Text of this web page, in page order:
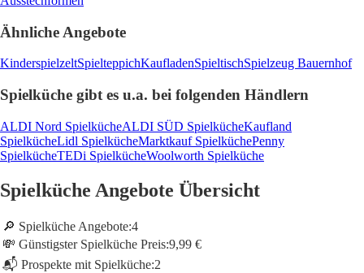
Ähnliche Angebote
KinderspielzeltSpielteppichKaufladenSpieltischSpielzeug Bauernhof
Spielküche gibt es u.a. bei folgenden Händlern
ALDI Nord SpielkücheALDI SÜD SpielkücheKaufland
SpielkücheLidl SpielkücheMarktkauf SpielküchePenny
SpielkücheTEDi SpielkücheWoolworth Spielküche
Spielküche Angebote Übersicht
🔎 Spielküche Angebote:4
💸 Günstigster Spielküche Preis:9,99 €
📬 Prospekte mit Spielküche:2